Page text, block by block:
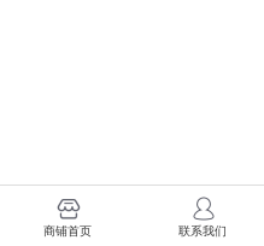
商铺首页 联系我们